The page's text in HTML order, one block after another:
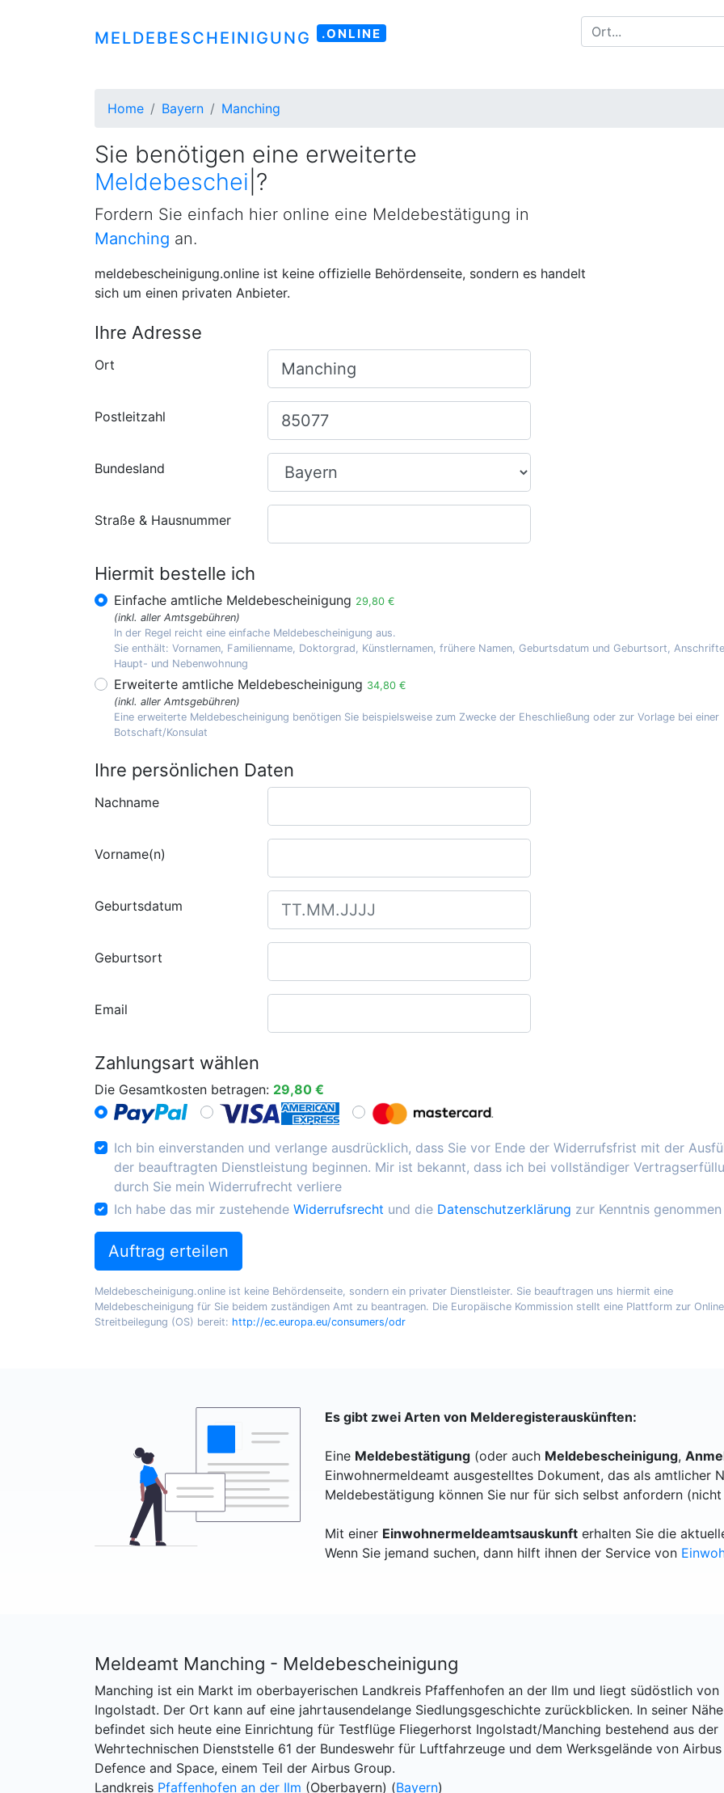
MELDEBESCHEINIGUNG .ONLINE
Home Bayern Manching
Sie benötigen eine erweiterte
Meldebescheinigung
Fordern Sie einfach hier online eine Meldebestätigung in
Manching an.
meldebescheinigung.online ist keine offizielle Behördenseite, sondern es handelt
sich um einen privaten Anbieter.
Ihre Adresse
Ort
Postleitzahl
Bundesland
Straße & Hausnummer
Hiermit bestelle ich
Einfache amtliche Meldebescheinigung 29,80 €
(inkl. aller Amtsgebühren)
In der Regel reicht eine einfache Meldebescheinigung aus.
Sie enthält: Vornamen, Familienname, Doktorgrad, Künstlernamen, frühere Namen, Geburtsdatum und Geburtsort,
Haupt- und Nebenwohnung
Erweiterte amtliche Meldebescheinigung 34,80 €
(inkl. aller Amtsgebühren)
Eine erweiterte Meldebescheinigung benötigen Sie beispielsweise zum Zwecke der Eheschließung oder zur Vorlage bei einer
Botschaft/Konsulat
Ihre persönlichen Daten
Nachname
Vorname(n)
Geburtsdatum
Geburtsort
Email
Zahlungsart wählen
Die Gesamtkosten betragen: 29,80 €
Ich bin einverstanden und verlange ausdrücklich, dass Sie vor Ende der Widerrufsfrist mit der
der beauftragten Dienstleistung beginnen. Mir ist bekannt, dass ich bei vollständiger
durch Sie mein Widerrufrecht verliere
Ich habe das mir zustehende Widerrufsrecht und die Datenschutzerklärung zur Kenntnis genommen
Auftrag erteilen
Meldebescheinigung.online ist keine Behördenseite, sondern ein privater Dienstleister. Sie beauftragen uns hiermit eine
Meldebescheinigung für Sie beidem zuständigen Amt zu beantragen. Die Europäische Kommission stellt eine Plattform zur
Streitbeilegung (OS) bereit: http://ec.europa.eu/consumers/odr
Es gibt zwei Arten von Melderegisterauskünften:
Eine Meldebestätigung (oder auch Meldebescheinigung,
Einwohnermeldeamt ausgestelltes Dokument, das als amtlicher
Meldebestätigung können Sie nur für sich selbst anfordern
Mit einer Einwohnermeldeamtsauskunft erhalten Sie die
Wenn Sie jemand suchen, dann hilft ihnen der Service von
Meldeamt Manching - Meldebescheinigung
Manching ist ein Markt im oberbayerischen Landkreis Pfaffenhofen an der Ilm und liegt südöstlich von
Ingolstadt. Der Ort kann auf eine jahrtausendelange Siedlungsgeschichte zurückblicken. In seiner Nähe
befindet sich heute eine Einrichtung für Testflüge Fliegerhorst Ingolstadt/Manching bestehend aus der
Wehrtechnischen Dienststelle 61 der Bundeswehr für Luftfahrzeuge und dem Werksgelände von Airbus
Defence and Space, einem Teil der Airbus Group.
Landkreis Pfaffenhofen an der Ilm (Oberbayern) (Bayern)